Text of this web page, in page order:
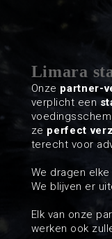
Limara
Onze partner-
verplicht een
ze perfect
terecht voor
We dragen
We blijven er
Elk van onze
werken ook